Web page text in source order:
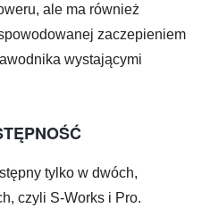
ale ma również
zaczepieniem
wystającymi
tylko w dwóch,
czyli S-Works i Pro.